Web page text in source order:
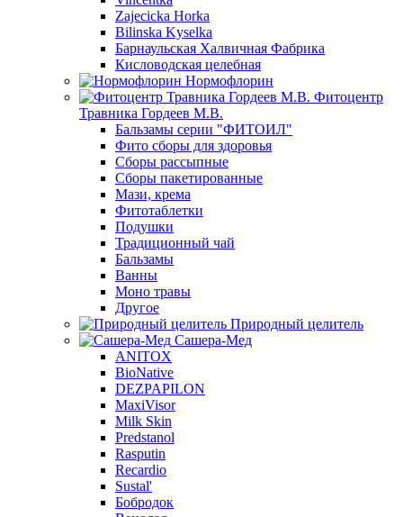
Zajecicka Horka
Bilinska Kyselka
Барнаульская Халвичная Фабрика
Кисловодская целебная
Нормофлорин
Фитоцентр
Травника Гордеев М.В.
Бальзамы серии "ФИТОИЛ"
Фито сборы для здоровья
Сборы рассыпные
Сборы пакетированные
Мази, крема
Фитотаблетки
Подушки
Традиционный чай
Бальзамы
Ванны
Моно травы
Другое
Природный целитель
Сашера-Мед
ANITOX
BioNative
DEZPAPILON
MaxiVisor
Milk Skin
Predstanol
Rasputin
Recardio
Sustal'
Бобродок